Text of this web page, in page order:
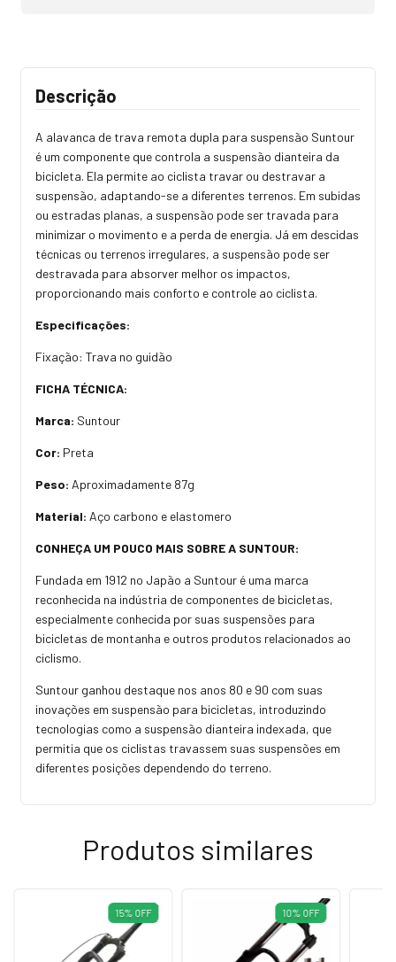
Descrição
A alavanca de trava remota dupla para suspensão Suntour
é um componente que controla a suspensão dianteira da
bicicleta. Ela permite ao ciclista travar ou destravar a
suspensão, adaptando-se a diferentes terrenos. Em subidas
ou estradas planas, a suspensão pode ser travada para
minimizar o movimento e a perda de energia. Já em descidas
técnicas ou terrenos irregulares, a suspensão pode ser
destravada para absorver melhor os impactos,
proporcionando mais conforto e controle ao ciclista.
Especificações:
Fixação: Trava no guidão
FICHA TÉCNICA:
Marca: Suntour
Cor: Preta
Peso: Aproximadamente 87g
Material: Aço carbono e elastomero
CONHEÇA UM POUCO MAIS SOBRE A SUNTOUR:
Fundada em 1912 no Japão a Suntour é uma marca
reconhecida na indústria de componentes de bicicletas,
especialmente conhecida por suas suspensões para
bicicletas de montanha e outros produtos relacionados ao
ciclismo.
Suntour ganhou destaque nos anos 80 e 90 com suas
inovações em suspensão para bicicletas, introduzindo
tecnologias como a suspensão dianteira indexada, que
permitia que os ciclistas travassem suas suspensões em
diferentes posições dependendo do terreno.
Produtos similares
15% OFF 10% OFF